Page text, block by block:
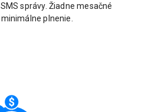
správy. Žiadne mesačné
plnenie.